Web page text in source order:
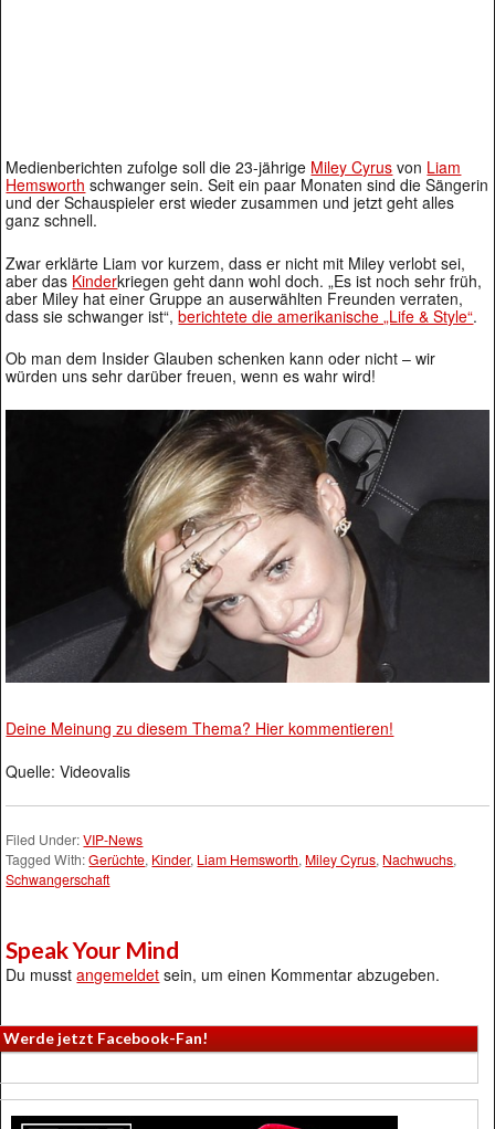
Medienberichten zufolge soll die 23-jährige Miley Cyrus von Liam
Hemsworth schwanger sein. Seit ein paar Monaten sind die Sängerin
und der Schauspieler erst wieder zusammen und jetzt geht alles
ganz schnell.
Zwar erklärte Liam vor kurzem, dass er nicht mit Miley verlobt sei,
aber das Kinderkriegen geht dann wohl doch. „Es ist noch sehr früh,
aber Miley hat einer Gruppe an auserwählten Freunden verraten,
dass sie schwanger ist“,berichtete die amerikanische „Life & Style“.
Ob man dem Insider Glauben schenken kann oder nicht – wir
würden uns sehr darüber freuen, wenn es wahr wird!
Deine Meinung zu diesem Thema? Hier kommentieren!
Quelle: Videovalis
Filed Under:VIP-News
Tagged With:Gerüchte, Kinder, Liam Hemsworth, Miley Cyrus, Nachwuchs,
Schwangerschaft
Speak Your Mind
Du musstangemeldet sein, um einen Kommentar abzugeben.
Werde jetzt Facebook-Fan!